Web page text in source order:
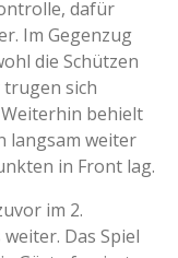
dafür
Im Gegenzug
die Schützen
sich
behielt
langsam weiter
in Front lag.
im 2.
Das Spiel